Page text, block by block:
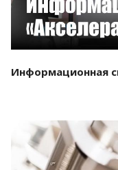
Информационная